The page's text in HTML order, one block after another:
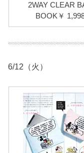
2WAY CLEAR
BOOK￥
6/12（火）